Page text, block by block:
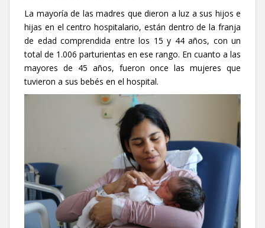
La mayoría de las madres que dieron a luz a sus hijos e
hijas en el centro hospitalario, están dentro de la franja
de edad comprendida entre los 15 y 44 años, con un
total de 1.006 parturientas en ese rango. En cuanto a las
mayores de 45 años, fueron once las mujeres que
tuvieron a sus bebés en el hospital.